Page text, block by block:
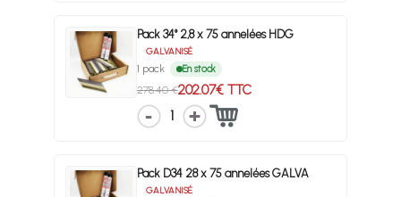
Pack 34° 2,8 x 75 annelées HDG
GALVANISÉ
1 pack En stock
278.40 €202.07€ TTC
1
Pack D34 28 x 75 annelées GALVA
GALVANISÉ